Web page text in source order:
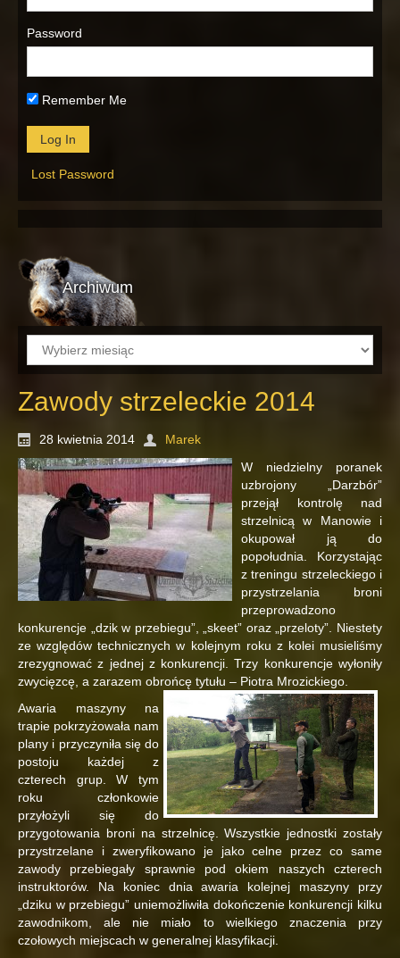
Password
Remember Me
Lost Password
Archiwum
Archiwum
Zawody strzeleckie 2014
28 kwietnia 2014
Marek
W niedzielny poranek
uzbrojony „Darzbór”
przejął kontrolę nad
strzelnicą w Manowie i
okupował ją do
popołudnia. Korzystając
z treningu strzeleckiego i
przystrzelania broni
przeprowadzono
konkurencje „dzik w przebiegu”, „skeet” oraz „przeloty”. Niestety
ze względów technicznych w kolejnym roku z kolei musieliśmy
zrezygnować z jednej z konkurencji. Trzy konkurencje wyłoniły
zwycięzcę, a zarazem obrońcę tytułu – Piotra Mrozickiego.
Awaria maszyny na
trapie pokrzyżowała nam
plany i przyczyniła się do
postoju każdej z
czterech grup. W tym
roku członkowie
przyłożyli się do
przygotowania broni na strzelnicę. Wszystkie jednostki zostały
przystrzelane i zweryfikowano je jako celne przez co same
zawody przebiegały sprawnie pod okiem naszych czterech
instruktorów. Na koniec dnia awaria kolejnej maszyny przy
„dziku w przebiegu” uniemożliwiła dokończenie konkurencji kilku
zawodnikom, ale nie miało to wielkiego znaczenia przy
czołowych miejscach w generalnej klasyfikacji.